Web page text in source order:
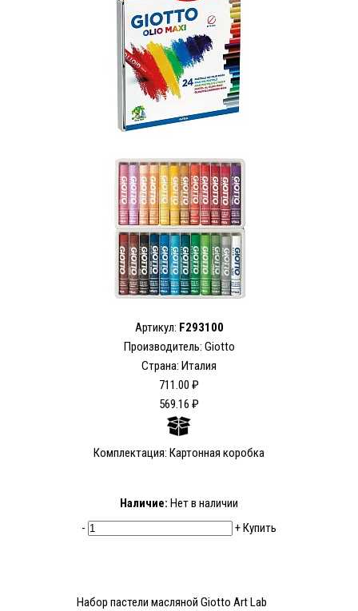
Артикул: F293100
Производитель: Giotto
Страна: Италия
711.00 ₽
569.16 ₽
Комплектация: Картонная коробка
Наличие: Нет в наличии
-
+Купить
Набор пастели масляной Giotto Art Lab